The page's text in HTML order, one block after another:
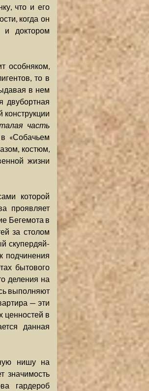
что и его
когда он
доктором
особняком,
то в
в нем
двубортная
конструкции
часть
«Собачьем
костюм,
жизни
которой
проявляет
Бегемота в
за столом
скупердяй-
подчинения
бытового
деления на
выполняют
— эти
ценностей в
данная
нишу на
значимость
гардероб